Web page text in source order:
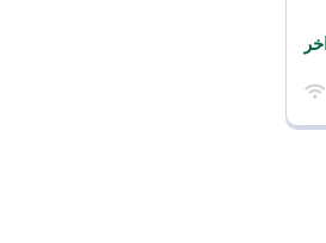
KineMaster مهكر 2026 اخر